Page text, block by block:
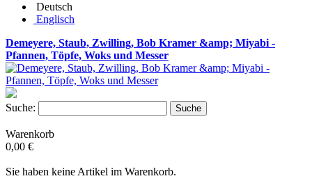
Deutsch
Englisch
Demeyere, Staub, Zwilling, Bob Kramer &amp; Miyabi -
Pfannen, Töpfe, Woks und Messer
Suche: Suche
Warenkorb
0,00 €
Sie haben keine Artikel im Warenkorb.